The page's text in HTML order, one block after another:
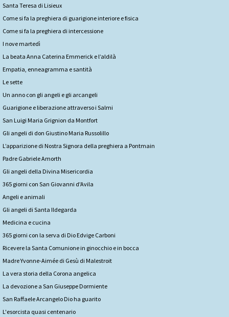
Santa Teresa di Lisieux
Come si fa la preghiera di guarigione interiore e fisica
Come si fa la preghiera di intercessione
I nove martedì
La beata Anna Caterina Emmerick e l’aldilà
Empatia, enneagramma e santità
Le sette
Un anno con gli angeli e gli arcangeli
Guarigione e liberazione attraverso i Salmi
San Luigi Maria Grignion da Montfort
Gli angeli di don Giustino Maria Russolillo
L’apparizione di Nostra Signora della preghiera a Pontmain
Padre Gabriele Amorth
Gli angeli della Divina Misericordia
365 giorni con San Giovanni d'Avila
Angeli e animali
Gli angeli di Santa Ildegarda
Medicina e cucina
365 giorni con la serva di Dio Edvige Carboni
Ricevere la Santa Comunione in ginocchio e in bocca
Madre Yvonne-Aimée di Gesù di Malestroit
La vera storia della Corona angelica
La devozione a San Giuseppe Dormiente
San Raffaele Arcangelo Dio ha guarito
L'esorcista quasi centenario